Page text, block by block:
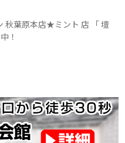
秋葉原本店★ミント 店 「 壇
！